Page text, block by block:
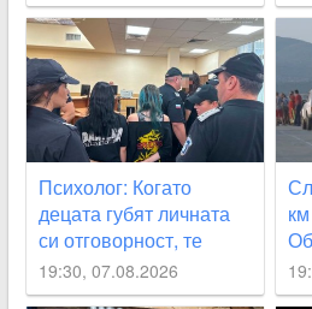
Психолог: Когато
децата губят личната
си отговорност, те
започват да действат
като глутница
19:30, 07.08.2026